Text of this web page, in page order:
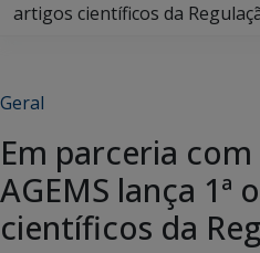
artigos científicos da
Geral
Em parceria com
AGEMS lança 1ª
científicos da